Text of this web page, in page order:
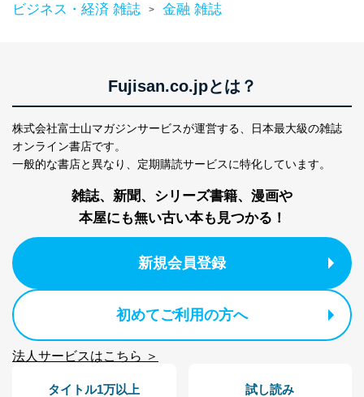
田 嘉也
No
個人情報の種類 利用目的
ービス等をご利用
購入商品の配送のため
商品代金回収のため
ス、キャンペーン等の広告の案内
個人が特定できない形で取得した
閲覧履歴や購買履歴等の情報を分
広告のため
2 いただいた方の個
処、オペレーター教育など応対品
質向上のため
Aサービス利用者
カスタマーQ＆Aサイトの投稿内容
の確認のため
ｅメール等によるカスタマーQ＆A
ビジネス・経済 雑誌 > 金融 雑誌
Fujisan.co.jpとは？
株式会社富士山マガジンサービスが運営する、
日本最大級の雑誌
オンライン書店です。
一般的な書店と異なり、 定期購読サービスに特化しています。
雑誌、新聞、シリーズ書籍、漫画や
本屋にも無い古い本も見つかる！
新規会員登録
初めてご利用の方へ
法人サービスはこちら ＞
タイトル1万以上 試し読み